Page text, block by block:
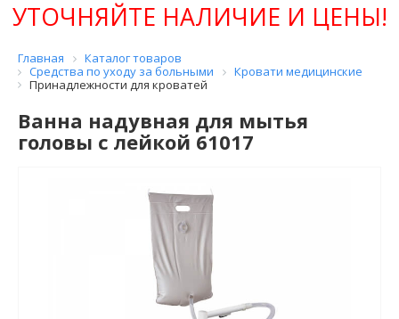
УТОЧНЯЙТЕ НАЛИЧИЕ И ЦЕНЫ!
Главная
Каталог товаров
Средства по уходу за больными
Кровати медицинские
Принадлежности для кроватей
Ванна надувная для мытья
головы с лейкой 61017